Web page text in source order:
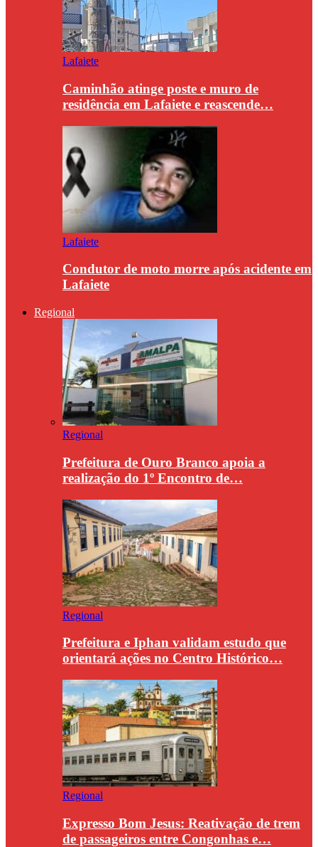
Lafaiete
Caminhão atinge poste e muro de
residência em Lafaiete e reascende…
Lafaiete
Condutor de moto morre após acidente em
Lafaiete
Regional
Regional
Prefeitura de Ouro Branco apoia a
realização do 1º Encontro de…
Regional
Prefeitura e Iphan validam estudo que
orientará ações no Centro Histórico…
Regional
Expresso Bom Jesus: Reativação de trem
de passageiros entre Congonhas e…